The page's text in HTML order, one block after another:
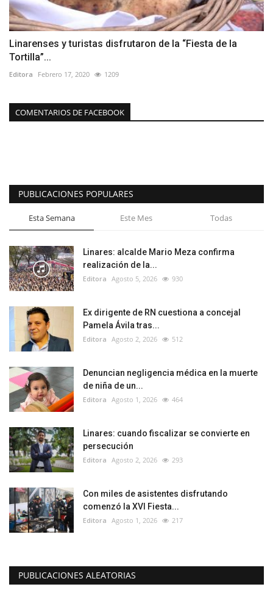
Linarenses y turistas disfrutaron de la “Fiesta de la
Tortilla”...
Editora Febrero 17, 2020 1209
COMENTARIOS DE FACEBOOK
PUBLICACIONES POPULARES
Esta Semana Este Mes Todas
Linares: alcalde Mario Meza confirma
realización de la...
Editora Agosto 5, 2026 930
Ex dirigente de RN cuestiona a concejal
Pamela Ávila tras...
Editora Agosto 2, 2026 512
Denuncian negligencia médica en la muerte
de niña de un...
Editora Agosto 1, 2026 464
Linares: cuando fiscalizar se convierte en
persecución
Editora Agosto 2, 2026 293
Con miles de asistentes disfrutando
comenzó la XVI Fiesta...
Editora Agosto 1, 2026 217
PUBLICACIONES ALEATORIAS